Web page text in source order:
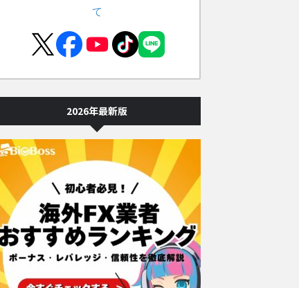
て
2026年最新版